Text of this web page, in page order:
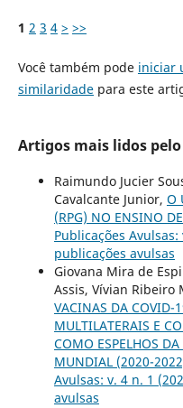
1 2 3 4 > >>
Você também pode iniciar
similaridadepara este
Artigos mais lidos
Raimundo Jucier
Cavalcante Junior, O
(RPG) NO ENSINO
Publicações
publicações avulsas
Giovana Mira de
Assis, Vívian Ribeiro
VACINAS DA COVID-
MULTILATERAIS E
COMO ESPELHOS
MUNDIAL (2020-
Avulsas: v. 4 n. 1
avulsas